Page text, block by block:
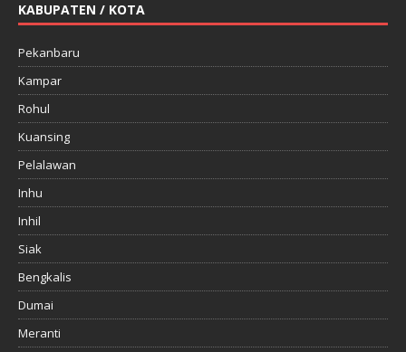
KABUPATEN / KOTA
Pekanbaru
Kampar
Rohul
Kuansing
Pelalawan
Inhu
Inhil
Siak
Bengkalis
Dumai
Meranti